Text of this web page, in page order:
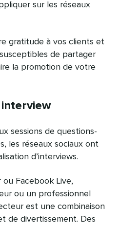
sur les réseaux
gratitude à vos clients et
de partager
la promotion de votre
interview
sessions de questions-
les réseaux sociaux ont
d’interviews.
Facebook Live,
ou un professionnel
est une combinaison
de divertissement. Des